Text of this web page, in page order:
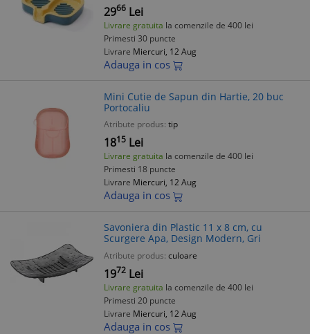
2966 Lei
Livrare gratuita la comenzile de 400 lei
Primesti 30 puncte
Livrare Miercuri, 12 Aug
Adauga in cos
Mini Cutie de Sapun din Hartie, 20 buc
Portocaliu
Atribute produs: tip
1815 Lei
Livrare gratuita la comenzile de 400 lei
Primesti 18 puncte
Livrare Miercuri, 12 Aug
Adauga in cos
Savoniera din Plastic 11 x 8 cm, cu
Scurgere Apa, Design Modern, Gri
Atribute produs: culoare
1972 Lei
Livrare gratuita la comenzile de 400 lei
Primesti 20 puncte
Livrare Miercuri, 12 Aug
Adauga in cos